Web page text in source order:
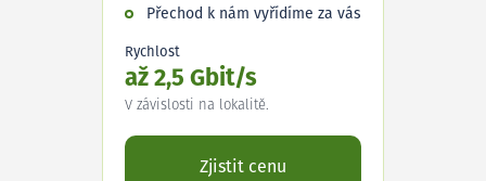
Přechod k nám vyřídíme za vás
Rychlost
až 2,5 Gbit/s
V závislosti na lokalitě.
Zjistit cenu